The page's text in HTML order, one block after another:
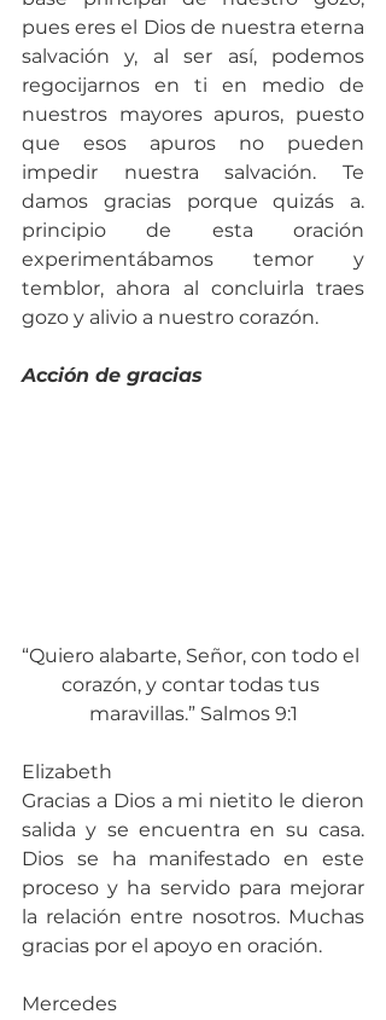
pues eres el Dios de nuestra eterna
salvación y, al ser así, podemos
regocijarnos en ti en medio de
nuestros mayores apuros, puesto
que esos apuros no pueden
impedir nuestra salvación. Te
damos gracias porque quizás a.
principio de esta oración
experimentábamos temor y
temblor, ahora al concluirla traes
gozo y alivio a nuestro corazón.
Acción de gracias
“Quiero alabarte, Señor, con todo el
corazón, y contar todas tus
maravillas.” Salmos 9:1
Elizabeth
Gracias a Dios a mi nietito le dieron
salida y se encuentra en su casa.
Dios se ha manifestado en este
proceso y ha servido para mejorar
la relación entre nosotros. Muchas
gracias por el apoyo en oración.
Mercedes